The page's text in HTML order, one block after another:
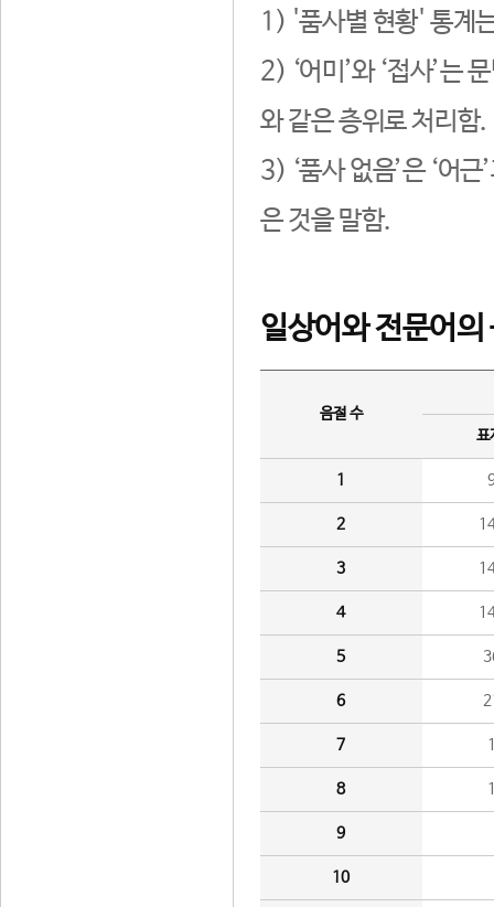
1) '품사별 현황' 통계
2) ‘어미’와 ‘접사’는
와 같은 층위로 처리함.
3) ‘품사 없음’은 ‘어
은 것을 말함.
일상어와 전문어의
음절 수
표
1
2
3
4
5
6
7
8
9
10